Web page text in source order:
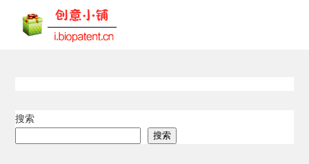
搜索
搜索